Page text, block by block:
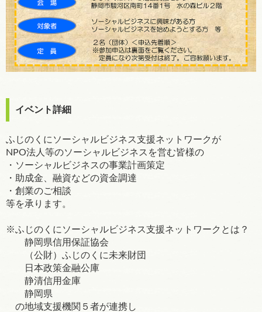
イベント詳細
ふじのくにソーシャルビジネス支援ネットワークが
NPO法人等のソーシャルビジネスを営む皆様の
・ソーシャルビジネスの事業計画策定
・助成金、融資などの資金調達
・創業のご相談
等を承ります。
※ふじのくにソーシャルビジネス支援ネットワークとは？
静岡県信用保証協会
（公財）ふじのくに未来財団
日本政策金融公庫
静清信用金庫
静岡県
の地域支援機関５者が連携し